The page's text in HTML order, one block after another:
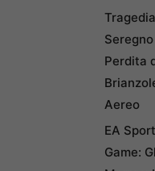
Perdita
Aereo
EA
Game: